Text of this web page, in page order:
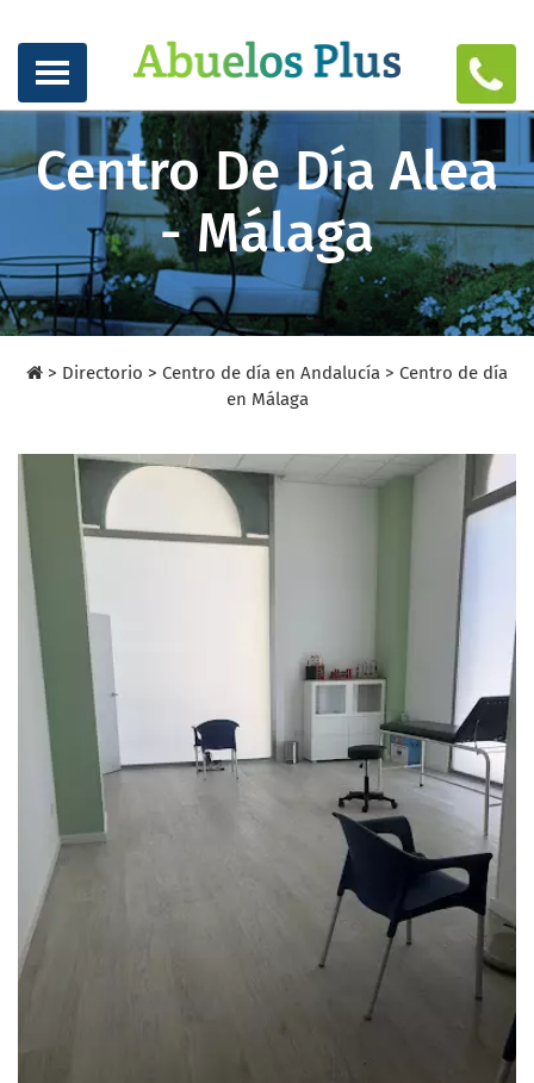
Centro De Día Alea
- Málaga
> Directorio > Centro de día en Andalucía > Centro de día
en Málaga